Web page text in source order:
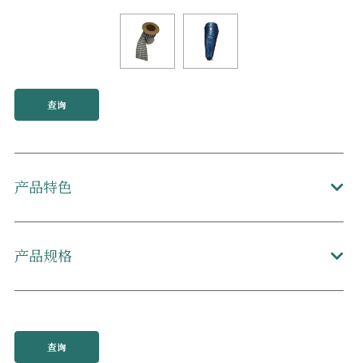
查询
产品特色
产品规格
查询